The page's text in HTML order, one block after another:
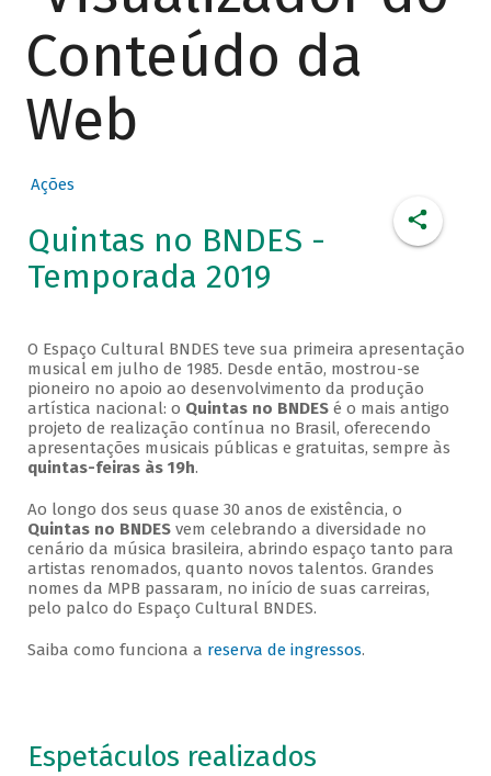
Conteúdo da
Web
Ações
Quintas no BNDES -
Temporada 2019
O Espaço Cultural BNDES teve sua primeira apresentação
musical em julho de 1985. Desde então, mostrou-se
pioneiro no apoio ao desenvolvimento da produção
artística nacional: o Quintas no BNDESé o mais antigo
projeto de realização contínua no Brasil, oferecendo
apresentações musicais públicas e gratuitas, sempre às
quintas-feiras às 19h.
Ao longo dos seus quase 30 anos de existência, o
Quintas no BNDESvem celebrando a diversidade no
cenário da música brasileira, abrindo espaço tanto para
artistas renomados, quanto novos talentos. Grandes
nomes da MPB passaram, no início de suas carreiras,
pelo palco do Espaço Cultural BNDES.
Saiba como funciona a reserva de ingressos.
Espetáculos realizados